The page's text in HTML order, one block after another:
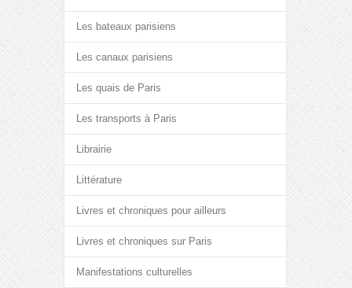
Les bateaux parisiens
Les canaux parisiens
Les quais de Paris
Les transports à Paris
Librairie
Littérature
Livres et chroniques pour ailleurs
Livres et chroniques sur Paris
Manifestations culturelles